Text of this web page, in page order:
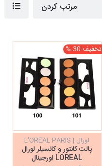
مرتب کردن
تخفیف 30 %
لورال | L'ORÉAL PARIS
پالت کانتور و کانسیلر لورال
LOREAL اورجینال